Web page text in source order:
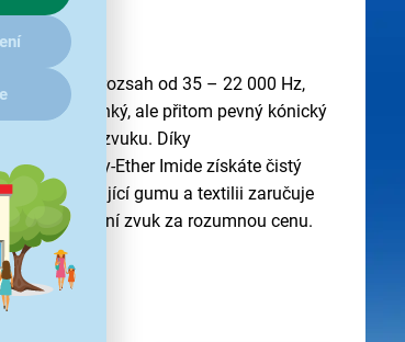
frekvenční rozsah od 35 – 22 000 Hz,
i výšek. Lehký, ale přitom pevný kónický
reprodukci zvuku. Díky
z Poly-Ether Imide získáte čistý
kombinující gumu a textilii zaručuje
si kvalitní zvuk za rozumnou cenu.